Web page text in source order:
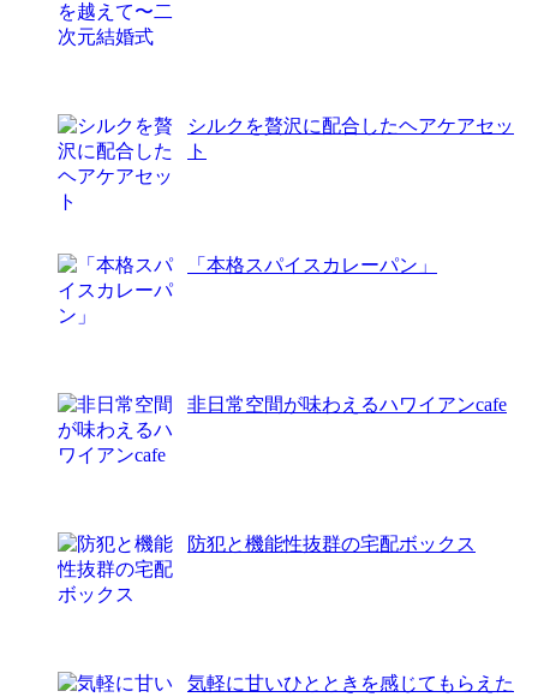
シルクを贅沢に配合したヘアケアセッ
ト
「本格スパイスカレーパン」
非日常空間が味わえるハワイアンcafe
防犯と機能性抜群の宅配ボックス
気軽に甘いひとときを感じてもらえた